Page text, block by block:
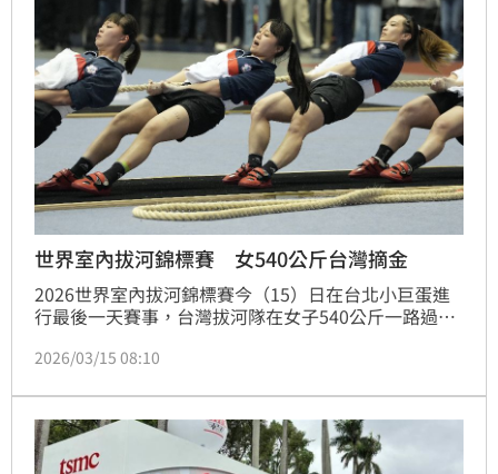
世界室內拔河錦標賽 女540公斤台灣摘金
2026世界室內拔河錦標賽今（15）日在台北小巨蛋進
行最後一天賽事，台灣拔河隊在女子540公斤一路過關
牌。
2026/03/15 08:10